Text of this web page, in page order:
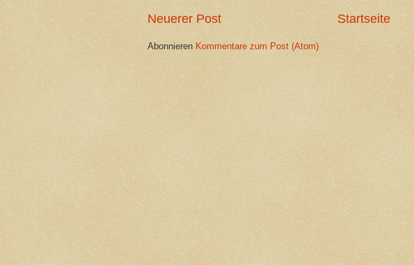
Neuerer Post Startseite
Abonnieren Kommentare zum Post (Atom)